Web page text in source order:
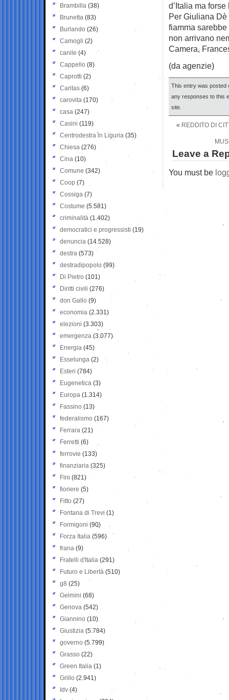
d’Italia ma
Per Giuliana
fiamma
non arrivano
Camera,
(da agenzie)
This entry was posted
any responses to this
site.
« REDDITO DI
Leave a
You must be
Brambilla (38)
Brunetta (83)
Burlando (26)
Camogli (2)
canile (4)
Cappello (8)
Caprotti (2)
Caritas (6)
carovita (170)
casa (247)
Casini (119)
Centrodestra in Liguria (35)
Chiesa (276)
Cina (10)
Comune (342)
Coop (7)
Cossiga (7)
Costume (5.581)
criminalità (1.402)
democratici e progressisti (19)
denuncia (14.528)
destra (573)
destradipopolo (99)
Di Pietro (101)
Diritti civili (276)
don Gallo (9)
economia (2.331)
elezioni (3.303)
emergenza (3.077)
Energia (45)
Esselunga (2)
Esteri (784)
Eugenetica (3)
Europa (1.314)
Fassino (13)
federalismo (167)
Ferrara (21)
Ferretti (6)
ferrovie (133)
finanziaria (325)
Fini (821)
fioriere (5)
Fitto (27)
Fontana di Trevi (1)
Formigoni (90)
Forza Italia (596)
frana (9)
Fratelli d'Italia (291)
Futuro e Libertà (510)
g8 (25)
Gelmini (68)
Genova (542)
Giannino (10)
Giustizia (5.784)
governo (5.799)
Grasso (22)
Green Italia (1)
Grillo (2.941)
Idv (4)